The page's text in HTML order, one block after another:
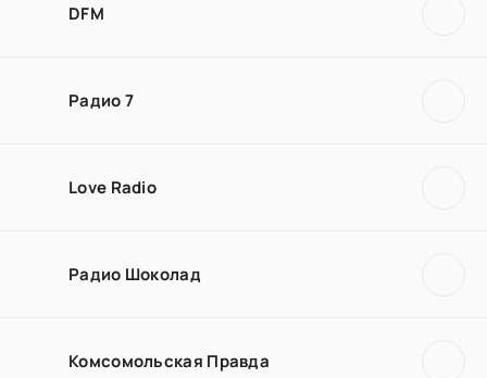
DFM
Радио 7
Love Radio
Радио Шоколад
Комсомольская Правда